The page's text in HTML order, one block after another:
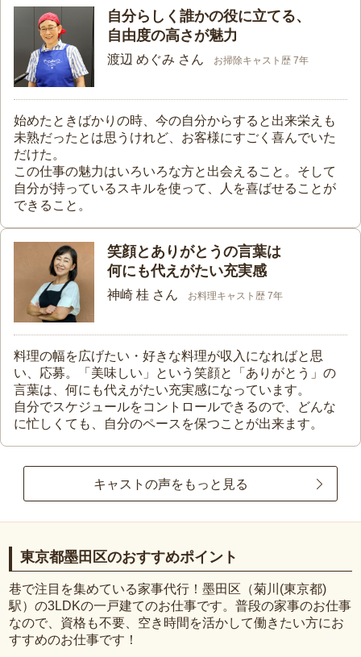
自分らしく誰かの役に立てる、
自由度の高さが魅力
渡辺 めぐみ さん お掃除キャスト歴 7年
始めたときばかりの時、今の自分からすると出来栄えも
未熟だったとは思うけれど、お客様にすごく喜んでいた
だけた。
この仕事の魅力はいろいろな方と出会えること。そして
自分が持っているスキルを使って、人を喜ばせることが
できること。
笑顔とありがとうの言葉は
何にも代えがたい充実感
神崎 桂 さん お料理キャスト歴 7年
料理の幅を広げたい・好きな料理が収入になればと思
い、応募。「美味しい」という笑顔と「ありがとう」の
言葉は、何にも代えがたい充実感になっています。
自分でスケジュールをコントロールできるので、どんな
に忙しくても、自分のペースを保つことが出来ます。
キャストの声をもっと見る
東京都墨田区のおすすめポイント
巷で注目を集めている家事代行！墨田区（菊川(東京都)
駅）の3LDKの一戸建てのお仕事です。普段の家事のお仕事
なので、資格も不要、空き時間を活かして働きたい方にお
すすめのお仕事です！